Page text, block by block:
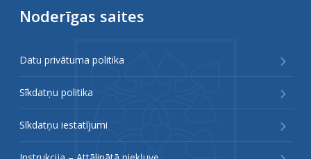
Noderīgas saites
Datu privātuma politika
Sīkdatņu politika
Sīkdatņu iestatījumi